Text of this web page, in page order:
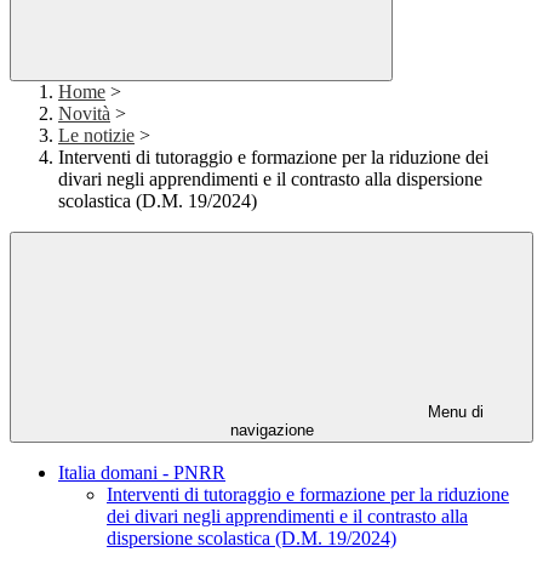
Home >
Novità >
Le notizie >
Interventi di tutoraggio e formazione per la riduzione dei
divari negli apprendimenti e il contrasto alla dispersione
scolastica (D.M. 19/2024)
Menu di
navigazione
Italia domani - PNRR
Interventi di tutoraggio e formazione per la riduzione
dei divari negli apprendimenti e il contrasto alla
dispersione scolastica (D.M. 19/2024)